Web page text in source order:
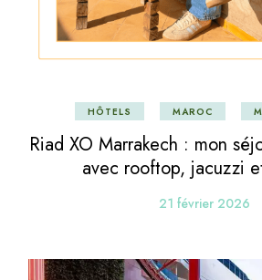
HÔTELS MAROC
Riad XO Marrakech : mon
avec rooftop, jacuzzi
21 février 2026